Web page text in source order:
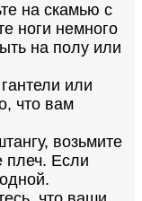
на скамью с
ноги немного
на полу или
или
что вам
возьмите
плеч. Если